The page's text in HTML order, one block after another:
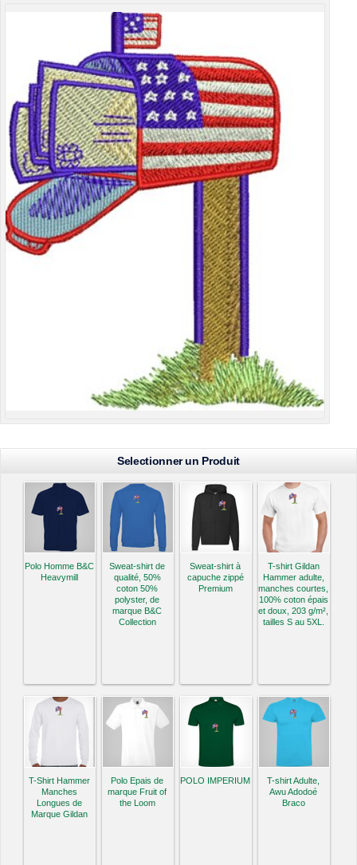
Selectionner un Produit
Polo Homme B&C
Heavymill
Sweat-shirt de
qualité, 50%
coton 50%
polyster, de
marque B&C
Collection
Sweat-shirt à
capuche zippé
Premium
T-shirt Gildan
Hammer adulte,
manches courtes,
100% coton épais
et doux, 203 g/m²,
tailles S au 5XL.
T-Shirt Hammer
Manches
Longues de
Marque Gildan
Polo Epais de
marque Fruit of
the Loom
POLO IMPERIUM
T-shirt Adulte,
Awu Adodoé
Braco